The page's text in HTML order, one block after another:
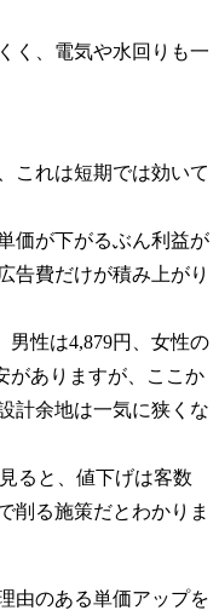
く、電気や水回りも一
これは短期では効いて
価が下がるぶん利益が
告費だけが積み上がり
男性は4,879円、女性の
がありますが、ここか
計余地は一気に狭くな
ると、値下げは客数
削る施策だとわかりま
由のある単価アップを